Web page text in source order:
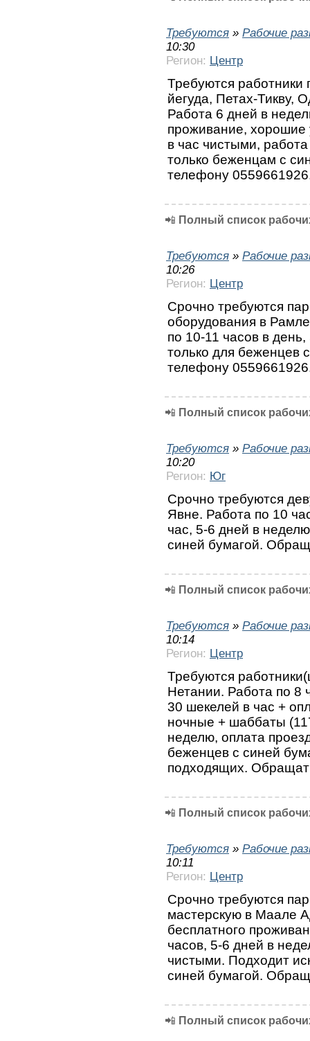
Требуются » Рабочие
10:30
Регион: Центр
Требуются
йегуда, Петах-
Работа 6 дней в
проживание, хорошие
в час чистыми,
только беженцам с
телефону
📲 Полный список
Требуются » Рабочие
10:26
Регион: Центр
Срочно требуются
оборудования в
по 10-11 часов в
только для беженцев
телефону
📲 Полный список
Требуются » Рабочие
10:20
Регион: Юг
Срочно требуются
Явне. Работа по 10
час, 5-6 дней в
синей бумагой.
📲 Полный список
Требуются » Рабочие
10:14
Регион: Центр
Требуются
Нетании. Работа по 8
30 шекелей в час +
ночные + шаббаты
неделю, оплата
беженцев с синей
подходящих.
📲 Полный список
Требуются » Рабочие
10:11
Регион: Центр
Срочно требуются
мастерскую в Маале
бесплатного
часов, 5-6 дней в
чистыми. Подходит
синей бумагой.
📲 Полный список